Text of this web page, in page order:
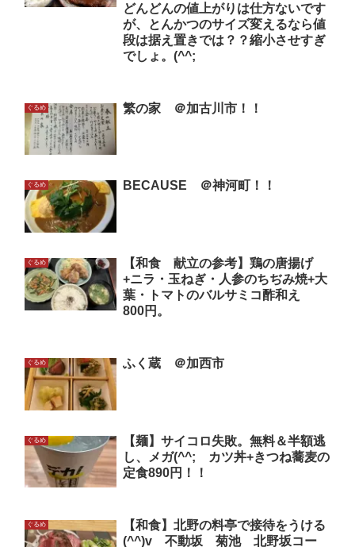
どんどんの値上がりは仕方ないです
が、とんかつのサイズ変えるなら値
段は据え置きでは？？縮小させすぎ
でしょ。(^^;
ぐるめ 繁の家 ＠加古川市！！
ぐるめ BECAUSE ＠神河町！！
ぐるめ
【和食 献立の参考】鶏の唐揚げ
+ニラ・玉ねぎ・人参のちぢみ焼+大
葉・トマトのバルサミコ酢和え
800円。
ぐるめ ふく蔵 ＠加西市
ぐるめ
【麺】サイコロ失敗。無料＆半額逃
し、メガ(^^; カツ丼+きつね蕎麦の
定食890円！！
ぐるめ
【和食】北野の料亭で接待をうける
(^^)v 不動坂 菊池 北野坂コー